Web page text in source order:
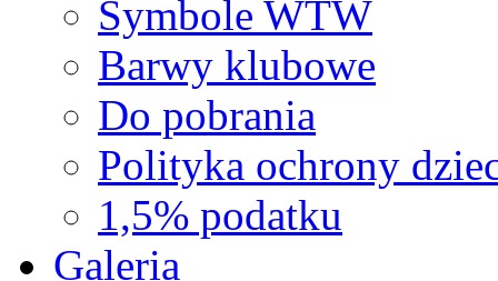
Symbole WTW
Barwy klubowe
Do pobrania
Polityka ochrony
1,5% podatku
Galeria